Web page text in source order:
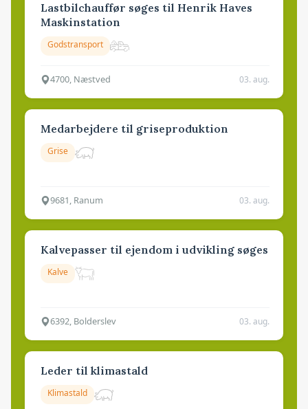
Lastbilchauffør søges til Henrik Haves
Maskinstation
Godstransport
4700, Næstved 03. aug.
Medarbejdere til griseproduktion
Grise
9681, Ranum 03. aug.
Kalvepasser til ejendom i udvikling søges
Kalve
6392, Bolderslev 03. aug.
Leder til klimastald
Klimastald